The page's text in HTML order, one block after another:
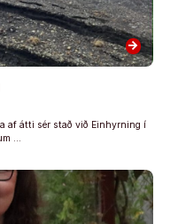
arrow_forward
af átti sér stað við Einhyrning í
…